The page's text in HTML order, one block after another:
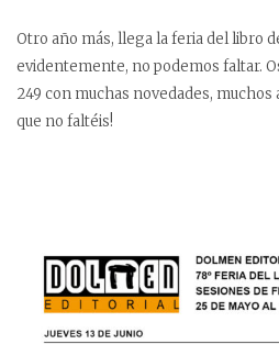
Otro año más, llega la feria del libro
evidentemente, no podemos faltar.
249 con muchas novedades,
que no faltéis!